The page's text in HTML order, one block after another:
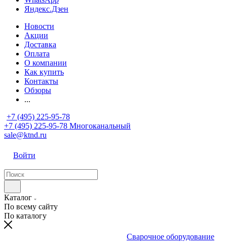
Яндекс.Дзен
Новости
Акции
Доставка
Оплата
О компании
Как купить
Контакты
Обзоры
...
+7 (495) 225-95-78
+7 (495) 225-95-78 Многоканальный
sale@ktnd.ru
Войти
Каталог
По всему сайту
По каталогу
Сварочное оборудование